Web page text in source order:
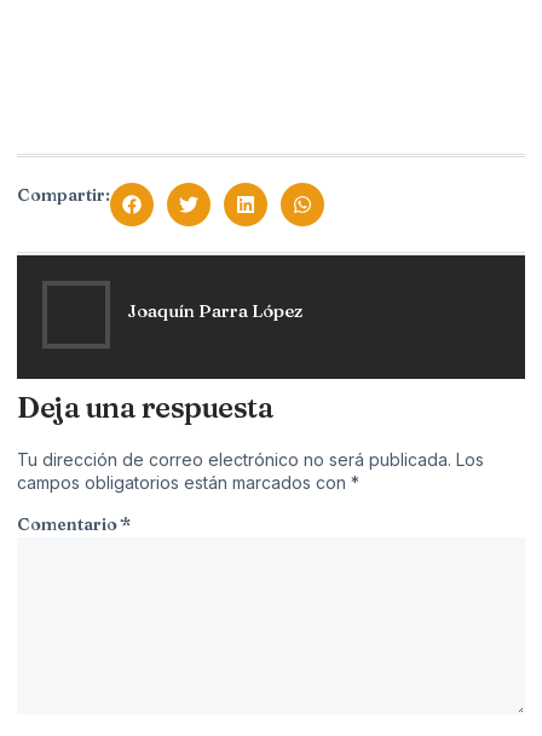
Compartir:
Joaquín Parra López
Deja una respuesta
Tu dirección de correo electrónico no será publicada. Los
campos obligatorios están marcados con *
Comentario*